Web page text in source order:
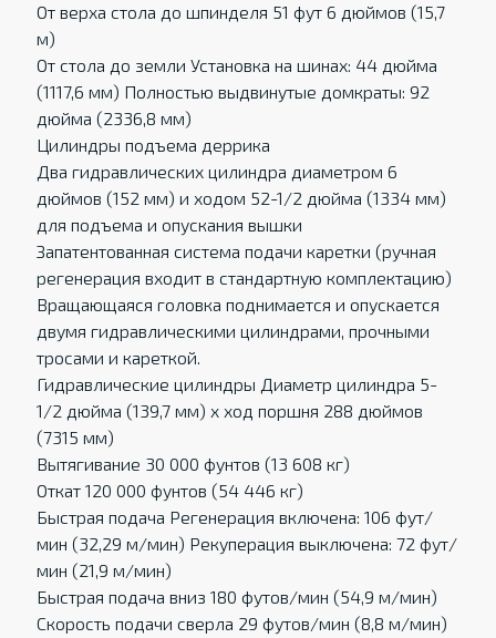
От верха стола до шпинделя 51 фут 6 дюймов (15,7
м)
От стола до земли Установка на шинах: 44 дюйма
(1117,6 мм) Полностью выдвинутые домкраты: 92
дюйма (2336,8 мм)
Цилиндры подъема деррика
Два гидравлических цилиндра диаметром 6
дюймов (152 мм) и ходом 52-1/2 дюйма (1334 мм)
для подъема и опускания вышки
Запатентованная система подачи каретки (ручная
регенерация входит в стандартную комплектацию)
Вращающаяся головка поднимается и опускается
двумя гидравлическими цилиндрами, прочными
тросами и кареткой.
Гидравлические цилиндры Диаметр цилиндра 5-
1/2 дюйма (139,7 мм) x ход поршня 288 дюймов
(7315 мм)
Вытягивание 30 000 фунтов (13 608 кг)
Откат 120 000 фунтов (54 446 кг)
Быстрая подача Регенерация включена: 106 фут/
мин (32,29 м/мин) Рекуперация выключена: 72 фут/
мин (21,9 м/мин)
Быстрая подача вниз 180 футов/мин (54,9 м/мин)
Скорость подачи сверла 29 футов/мин (8,8 м/мин)